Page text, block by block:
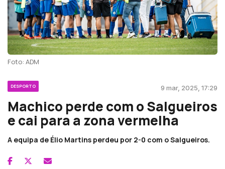
Foto: ADM
DESPORTO 9 mar, 2025, 17:29
Machico perde com o Salgueiros
e cai para a zona vermelha
A equipa de Élio Martins perdeu por 2-0 com o Salgueiros.